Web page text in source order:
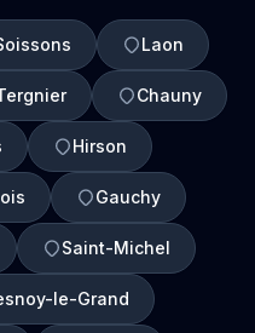
Laon
Chauny
Hirson
Gauchy
Saint-Michel
le-Grand